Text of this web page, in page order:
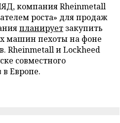
компания Rheinmetall
роста» для продаж
планирует закупить
машин пехоты на фоне
Rheinmetall и Lockheed
совместного
в Европе.